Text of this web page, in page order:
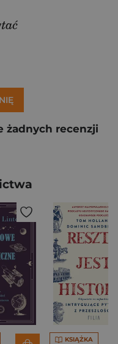
żadnych recenzji
KSIĄŻKA